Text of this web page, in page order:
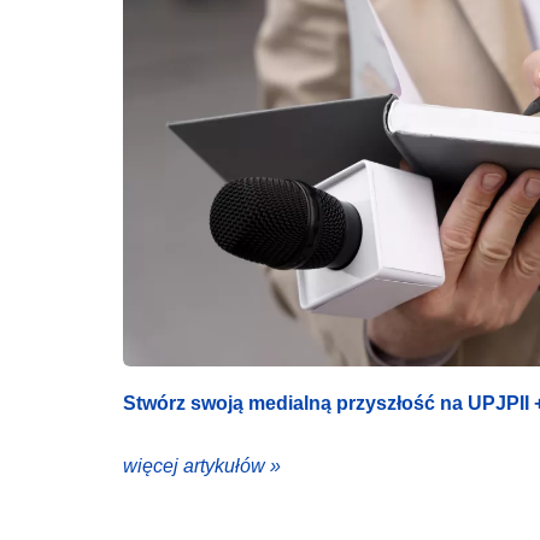
Stwórz swoją medialną przyszłość na UPJPII
więcej artykułów »